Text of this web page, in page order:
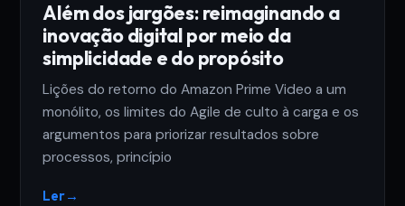
Além dos jargões: reimaginando a
inovação digital por meio da
simplicidade e do propósito
Lições do retorno do Amazon Prime Video a um
monólito, os limites do Agile de culto à carga e os
argumentos para priorizar resultados sobre
processos, princípio
Ler→